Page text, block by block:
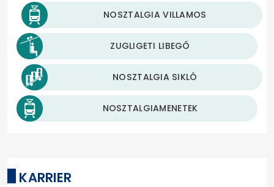
NOSZTALGIA VILLAMOS
ZUGLIGETI LIBEGŐ
NOSZTALGIA SIKLÓ
NOSZTALGIAMENETEK
KARRIER